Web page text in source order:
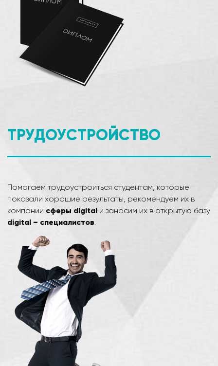
ТРУДОУСТРОЙСТВО
Помогаем трудоустроиться студентам, которые
показали хорошие результаты, рекомендуем их в
компании сферы digital и заносим их в открытую базу
digital – специалистов.